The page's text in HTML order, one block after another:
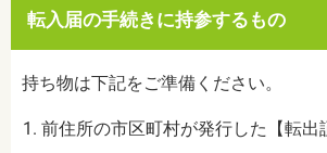
転入届の手続きに持参するもの
持ち物は下記をご準備ください。
前住所の市区町村が発行した【転出